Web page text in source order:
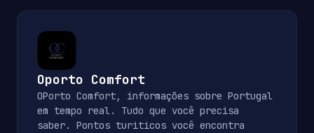
Oporto Comfort
OPorto Comfort, informações sobre Portugal
em tempo real. Tudo que você precisa
saber. Pontos turiticos você encontra